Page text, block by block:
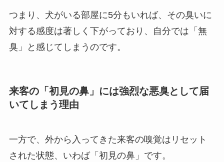
つまり、犬がいる部屋に5分もいれば、その臭いに
対する感度は著しく下がっており、自分では「無
臭」と感じてしまうのです。
来客の「初見の鼻」には強烈な悪臭として届
いてしまう理由
一方で、外から入ってきた来客の嗅覚はリセット
された状態、いわば「初見の鼻」です。